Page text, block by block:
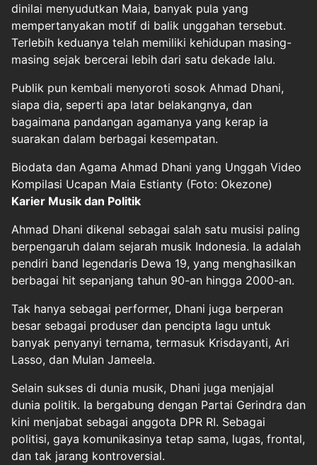
dinilai menyudutkan Maia, banyak pula yang
mempertanyakan motif di balik unggahan tersebut.
Terlebih keduanya telah memiliki kehidupan masing-
masing sejak bercerai lebih dari satu dekade lalu.
Publik pun kembali menyoroti sosok Ahmad Dhani,
siapa dia, seperti apa latar belakangnya, dan
bagaimana pandangan agamanya yang kerap ia
suarakan dalam berbagai kesempatan.
Biodata dan Agama Ahmad Dhani yang Unggah Video
Kompilasi Ucapan Maia Estianty (Foto: Okezone)
Karier Musik dan Politik
Ahmad Dhani dikenal sebagai salah satu musisi paling
berpengaruh dalam sejarah musik Indonesia. Ia adalah
pendiri band legendaris Dewa 19, yang menghasilkan
berbagai hit sepanjang tahun 90-an hingga 2000-an.
Tak hanya sebagai performer, Dhani juga berperan
besar sebagai produser dan pencipta lagu untuk
banyak penyanyi ternama, termasuk Krisdayanti, Ari
Lasso, dan Mulan Jameela.
Selain sukses di dunia musik, Dhani juga menjajal
dunia politik. Ia bergabung dengan Partai Gerindra dan
kini menjabat sebagai anggota DPR RI. Sebagai
politisi, gaya komunikasinya tetap sama, lugas, frontal,
dan tak jarang kontroversial.